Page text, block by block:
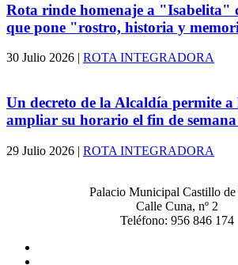
Rota rinde homenaje a "Isabelita"
que pone "rostro, historia y
30 Julio 2026 | ROTA INTEGRADORA
Un decreto de la Alcaldía permite a
ampliar su horario el fin de
29 Julio 2026 | ROTA INTEGRADORA
Palacio Municipal Castillo de
Calle Cuna, nº 2
Teléfono: 956 846 174